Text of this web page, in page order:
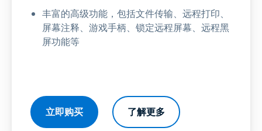
丰富的高级功能，包括文件传输、远程打印、
屏幕注释、游戏手柄、锁定远程屏幕、远程黑
屏功能等
立即购买 了解更多